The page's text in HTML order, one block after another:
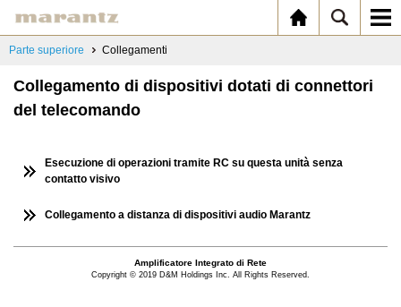
Parte superiore Collegamenti
Collegamento di dispositivi dotati di connettori
del telecomando
Esecuzione di operazioni tramite RC su questa unità senza
contatto visivo
Collegamento a distanza di dispositivi audio Marantz
Amplificatore Integrato di Rete
Copyright © 2019 D&M Holdings Inc. All Rights Reserved.